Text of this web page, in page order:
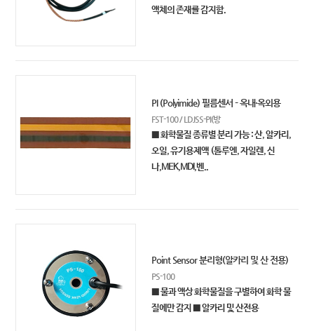
액체의 존재를 감지함.
PI (Polyimide) 필름센서 – 옥내·옥외용
FST-100 / LDJSS-PI(방
■ 화학물질 종류별 분리 가능 : 산, 알카리,
오일, 유기용제액 (톨루엔, 자일렌, 신
나,MEK,MDI,벤..
Point Sensor 분리형(알카리 및 산 전용)
PS-100
■ 물과 액상 화학물질을 구별하여 화학 물
질에만 감지 ■ 알카리 및 산전용